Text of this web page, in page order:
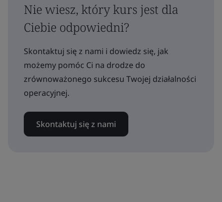
Nie wiesz, który kurs jest dla
Ciebie odpowiedni?
Skontaktuj się z nami i dowiedz się, jak
możemy pomóc Ci na drodze do
zrównoważonego sukcesu Twojej działalności
operacyjnej.
Skontaktuj się z nami